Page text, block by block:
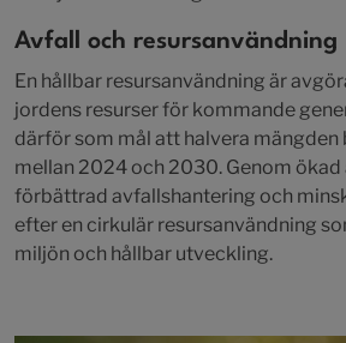
Avfall och resursanvändning
En hållbar resursanvändning är
jordens resurser för kommande
därför som mål att halvera mängden
mellan 2024 och 2030. Genom ökad
förbättrad avfallshantering och
efter en cirkulär resursanvändning
miljön och hållbar utveckling.